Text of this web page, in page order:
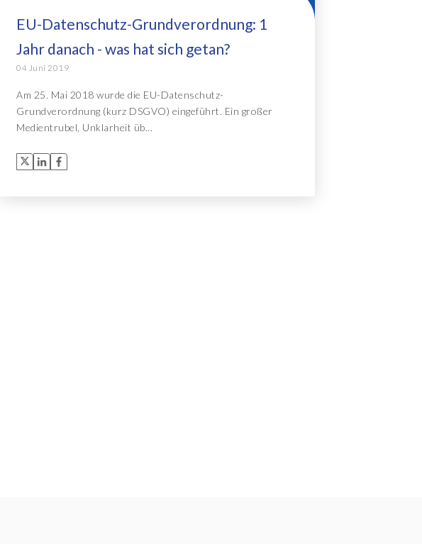
Object Extractor™
Archive Central
Alle Lösungen
Alle Lösungen
EU-Datenschutz-Grundverordnung: 1
Jahr danach - was hat sich getan?
04 Juni 2019
Am 25. Mai 2018 wurde die EU-Datenschutz-
Grundverordnung (kurz DSGVO) eingeführt. Ein großer
Medientrubel, Unklarheit üb...